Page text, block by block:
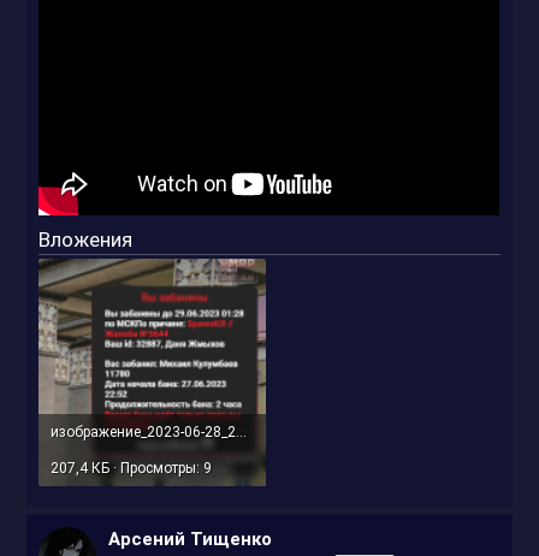
Вложения
207,4 КБ · Просмотры: 9
Арсений Тищенко